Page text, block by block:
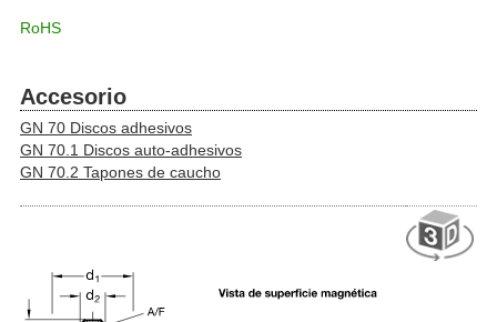
RoHS
Accesorio
GN 70 Discos adhesivos
GN 70.1 Discos auto-adhesivos
GN 70.2 Tapones de caucho